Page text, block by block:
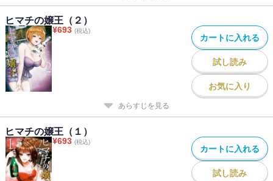
ヒマチの嬢王（２）
¥693 (税込)
カートに入れる
試し読み
お気に入り
あらすじを見る
ヒマチの嬢王（１）
¥693 (税込)
カートに入れる
試し読み